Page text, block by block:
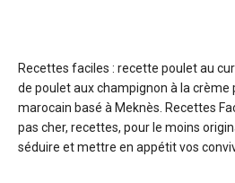
Recettes faciles : recette poulet au
de poulet aux champignon à la crème
marocain basé à Meknès. Recettes
pas cher, recettes, pour le moins
séduire et mettre en appétit vos